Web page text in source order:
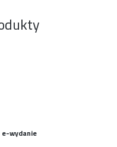
wydanie